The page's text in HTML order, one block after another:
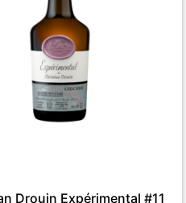
Drouin Expérimental #11